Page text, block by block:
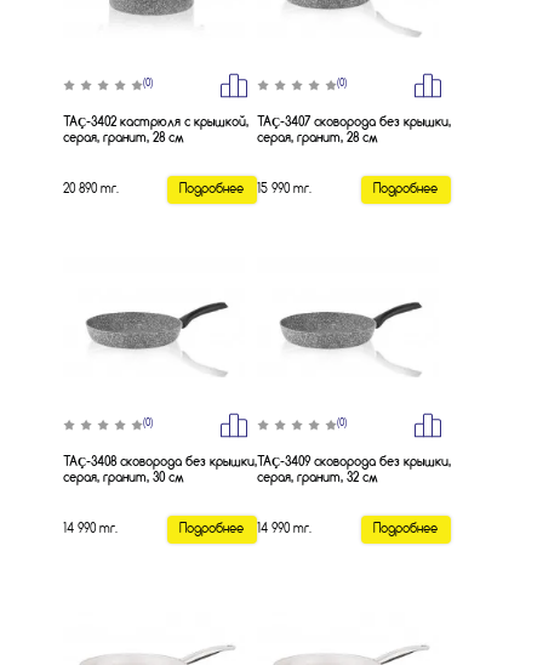
(0)
TAÇ-3402 кастрюля с крышкой,
серая, гранит, 28 см
20 890 тг. Подробнее
(0)
TAÇ-3407 сковорода без крышки,
серая, гранит, 28 см
15 990 тг. Подробнее
(0)
TAÇ-3408 сковорода без крышки,
серая, гранит, 30 см
14 990 тг. Подробнее
(0)
TAÇ-3409 сковорода без крышки,
серая, гранит, 32 см
14 990 тг. Подробнее